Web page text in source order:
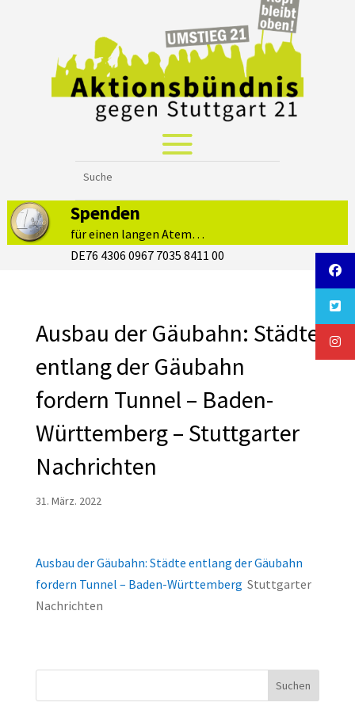
Spenden
für einen langen Atem…
DE76 4306 0967 7035 8411 00
Ausbau der Gäubahn: Städte
entlang der Gäubahn
fordern Tunnel – Baden-
Württemberg – Stuttgarter
Nachrichten
31. März. 2022
Ausbau der Gäubahn: Städte entlang der Gäubahn
fordern Tunnel – Baden-Württemberg Stuttgarter
Nachrichten
Suchen